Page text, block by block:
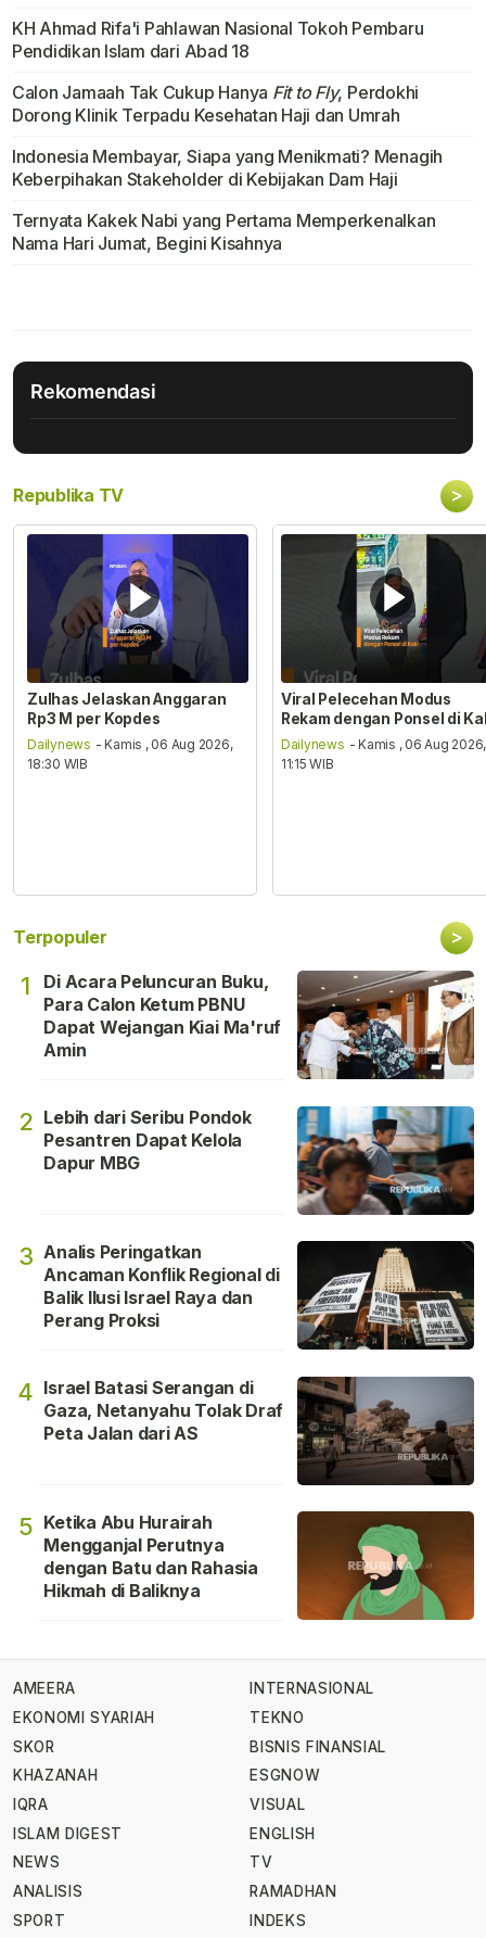
KH Ahmad Rifa'i Pahlawan Nasional Tokoh Pembaru
Pendidikan Islam dari Abad 18
Calon Jamaah Tak Cukup Hanya Fit to Fly, Perdokhi
Dorong Klinik Terpadu Kesehatan Haji dan Umrah
Indonesia Membayar, Siapa yang Menikmati? Menagih
Keberpihakan Stakeholder di Kebijakan Dam Haji
Ternyata Kakek Nabi yang Pertama Memperkenalkan
Nama Hari Jumat, Begini Kisahnya
Rekomendasi
Republika TV >
Zulhas Jelaskan Anggaran
Rp3 M per Kopdes
Dailynews - Kamis , 06 Aug 2026,
18:30 WIB
Viral Pelecehan Modus
Rekam dengan Ponsel di
Dailynews - Kamis , 06 Aug 2026,
11:15 WIB
Terpopuler >
1
Di Acara Peluncuran Buku,
Para Calon Ketum PBNU
Dapat Wejangan Kiai Ma'ruf
Amin
2 Lebih dari Seribu Pondok
Pesantren Dapat Kelola
Dapur MBG
3 Analis Peringatkan
Ancaman Konflik Regional di
Balik Ilusi Israel Raya dan
Perang Proksi
4 Israel Batasi Serangan di
Gaza, Netanyahu Tolak Draf
Peta Jalan dari AS
5 Ketika Abu Hurairah
Mengganjal Perutnya
dengan Batu dan Rahasia
Hikmah di Baliknya
AMEERA
EKONOMI SYARIAH
SKOR
KHAZANAH
IQRA
ISLAM DIGEST
NEWS
ANALISIS
SPORT
INTERNASIONAL
TEKNO
BISNIS FINANSIAL
ESGNOW
VISUAL
ENGLISH
TV
RAMADHAN
INDEKS